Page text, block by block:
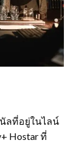
นัลที่อยู่ในไลน์
Hostar ที่